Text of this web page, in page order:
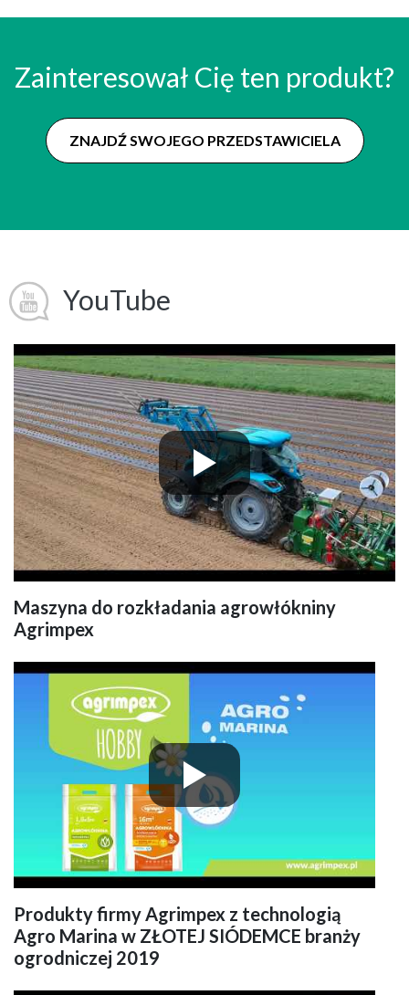
Zainteresował Cię ten produkt?
ZNAJDŹ SWOJEGO PRZEDSTAWICIELA
YouTube
Maszyna do rozkładania agrowłókniny
Agrimpex
Produkty firmy Agrimpex z technologią
Agro Marina w ZŁOTEJ SIÓDEMCE branży
ogrodniczej 2019